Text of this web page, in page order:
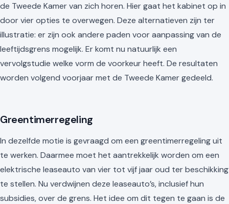
de Tweede Kamer van zich horen. Hier gaat het kabinet op in
door vier opties te overwegen. Deze alternatieven zijn ter
illustratie: er zijn ook andere paden voor aanpassing van de
leeftijdsgrens mogelijk. Er komt nu natuurlijk een
vervolgstudie welke vorm de voorkeur heeft. De resultaten
worden volgend voorjaar met de Tweede Kamer gedeeld.
Greentimerregeling
In dezelfde motie is gevraagd om een greentimerregeling uit
te werken. Daarmee moet het aantrekkelijk worden om een
elektrische leaseauto van vier tot vijf jaar oud ter beschikking
te stellen. Nu verdwijnen deze leaseauto’s, inclusief hun
subsidies, over de grens. Het idee om dit tegen te gaan is de